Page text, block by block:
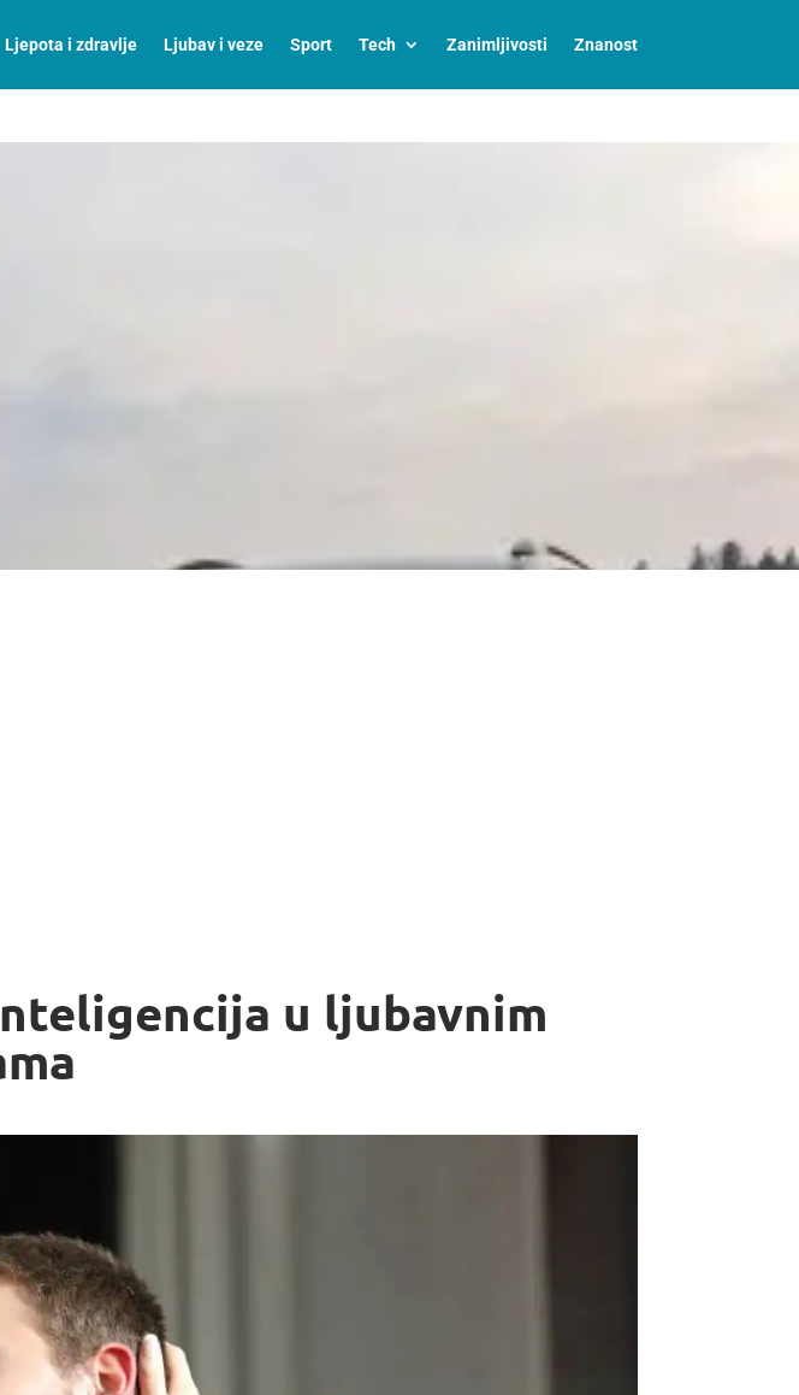
Ljepota i zdravlje Ljubav i veze Sport Tech Zanimljivosti Znanost
u ljubavnim